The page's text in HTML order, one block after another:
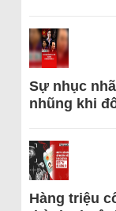
Sự nhục
nhũng khi
Hàng triệu